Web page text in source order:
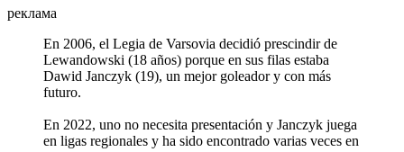
реклама
En 2006, el Legia de Varsovia decidió prescindir de
Lewandowski (18 años) porque en sus filas estaba
Dawid Janczyk (19), un mejor goleador y con más
futuro.
En 2022, uno no necesita presentación y Janczyk juega
en ligas regionales y ha sido encontrado varias veces en